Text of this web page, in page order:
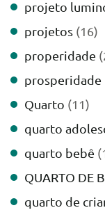
projeto
projetos (16)
properidade
prosperidade
Quarto (11)
quarto
quarto bebê
QUARTO DE
quarto de